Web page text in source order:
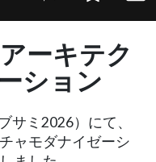
ーキテク
ション
サミ2026）にて、
ャモダナイゼーシ